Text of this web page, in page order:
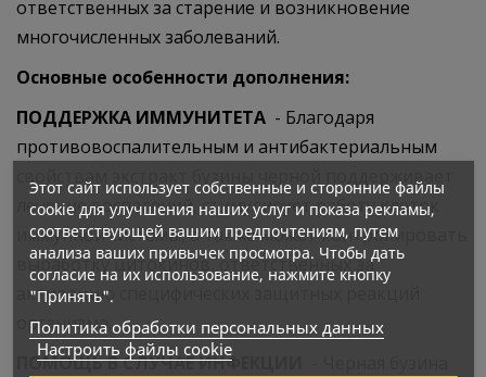
ответственных за старение и возникновение
многочисленных заболеваний.
Основные особенности дополнения:
ПОДДЕРЖКА ИММУНИТЕТА - Благодаря
противовоспалительным и антибактериальным
свойствам экстракт бузины черной поддерживает
лечение воспалений, стимулирует работу клеток
иммунной системы, а также может контролировать
выработку цитокинов, ответственных за
активацию специфических защитных реакций
организма.
ПОМОЩЬ В СЛУЧАЕ ИНФЕКЦИИ
Этот сайт использует собственные и сторонние файлы
cookie для улучшения наших услуг и показа рекламы,
соответствующей вашим предпочтениям, путем
анализа ваших привычек просмотра. Чтобы дать
согласие на их использование, нажмите кнопку
"Принять".
Политика обработки персональных данных
Настроить файлы cookie